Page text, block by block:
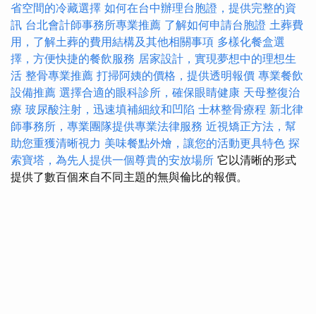
省空間的冷藏選擇 如何在台中辦理台胞證，提供完整的資
訊 台北會計師事務所專業推薦 了解如何申請台胞證 土葬費
用，了解土葬的費用結構及其他相關事項 多樣化餐盒選
擇，方便快捷的餐飲服務 居家設計，實現夢想中的理想生
活 整骨專業推薦 打掃阿姨的價格，提供透明報價 專業餐飲
設備推薦 選擇合適的眼科診所，確保眼睛健康 天母整復治
療 玻尿酸注射，迅速填補細紋和凹陷 士林整骨療程 新北律
師事務所，專業團隊提供專業法律服務 近視矯正方法，幫
助您重獲清晰視力 美味餐點外燴，讓您的活動更具特色 探
索寶塔，為先人提供一個尊貴的安放場所 它以清晰的形式
提供了數百個來自不同主題的無與倫比的報價。